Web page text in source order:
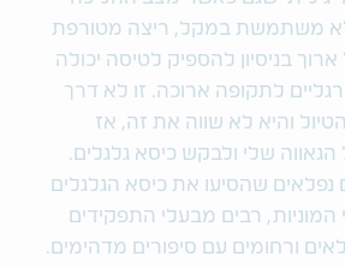
לא משתמשת במקל, ריצה מטורפת
בניסיון להספיק לטיסה יכולה
לתקופה ארוכה. זו לא דרך
והיא לא שווה את זה, אז
שלי ולבקש כיסא גלגלים.
נפלאים שהסיעו את כיסא הגלגלים
המוניות, רבים מבעלי התפקידים
ורחומים עם סיפורים מדהימים.